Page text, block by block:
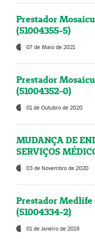
Prestador
(51004355-5)
07 de Maio de 2021
Prestador
(51004352-0)
01 de Outubro de 2020
MUDANÇA DE
SERVIÇOS
03 de Novembro de 2020
Prestador Medlife
(51004334-2)
01 de Janeiro de 2019